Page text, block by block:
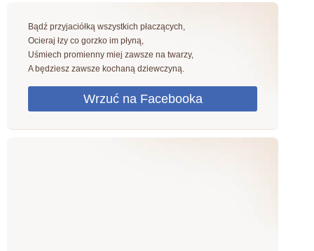
Bądź przyjaciółką wszystkich płaczących,
Ocieraj łzy co gorzko im płyną,
Uśmiech promienny miej zawsze na twarzy,
A będziesz zawsze kochaną dziewczyną.